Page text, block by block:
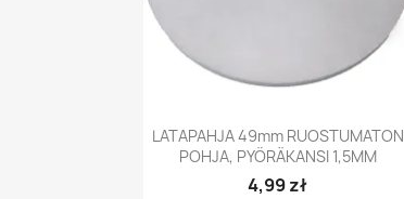
Pikakatselu
LATAPAHJA 49mm RUOSTUMATON
POHJA, PYÖRÄKANSI 1,5MM
4,99 zł